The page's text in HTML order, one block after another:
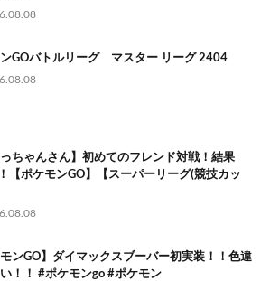
GOバトルリーグ マスター リーグ 2404
っちゃんさん】初めてのフレンド対戦！結果
【ポケモンGO】【スーパーリーグ(競技カッ
モンGO】ダイマックスブーバー初実装！！色違
！！ #ポケモンgo #ポケモン